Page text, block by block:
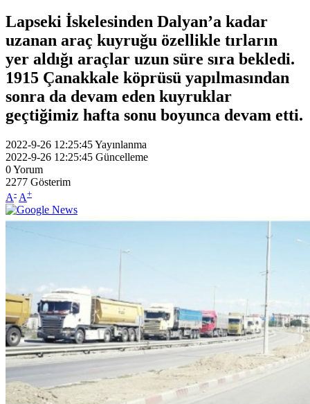
Lapseki İskelesinden Dalyan’a kadar
uzanan araç kuyruğu özellikle tırların
yer aldığı araçlar uzun süre sıra bekledi.
1915 Çanakkale köprüsü yapılmasından
sonra da devam eden kuyruklar
geçtiğimiz hafta sonu boyunca devam etti.
2022-9-26 12:25:45Yayınlanma
2022-9-26 12:25:45 Güncelleme
0Yorum
2277 Gösterim
A- A+